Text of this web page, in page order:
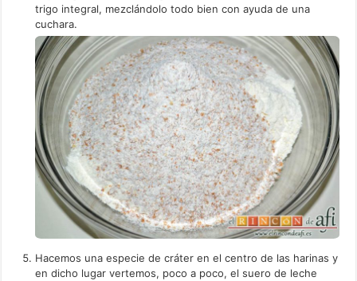
trigo integral, mezclándolo todo bien con ayuda de una
cuchara.
Hacemos una especie de cráter en el centro de las harinas y
en dicho lugar vertemos, poco a poco, el suero de leche